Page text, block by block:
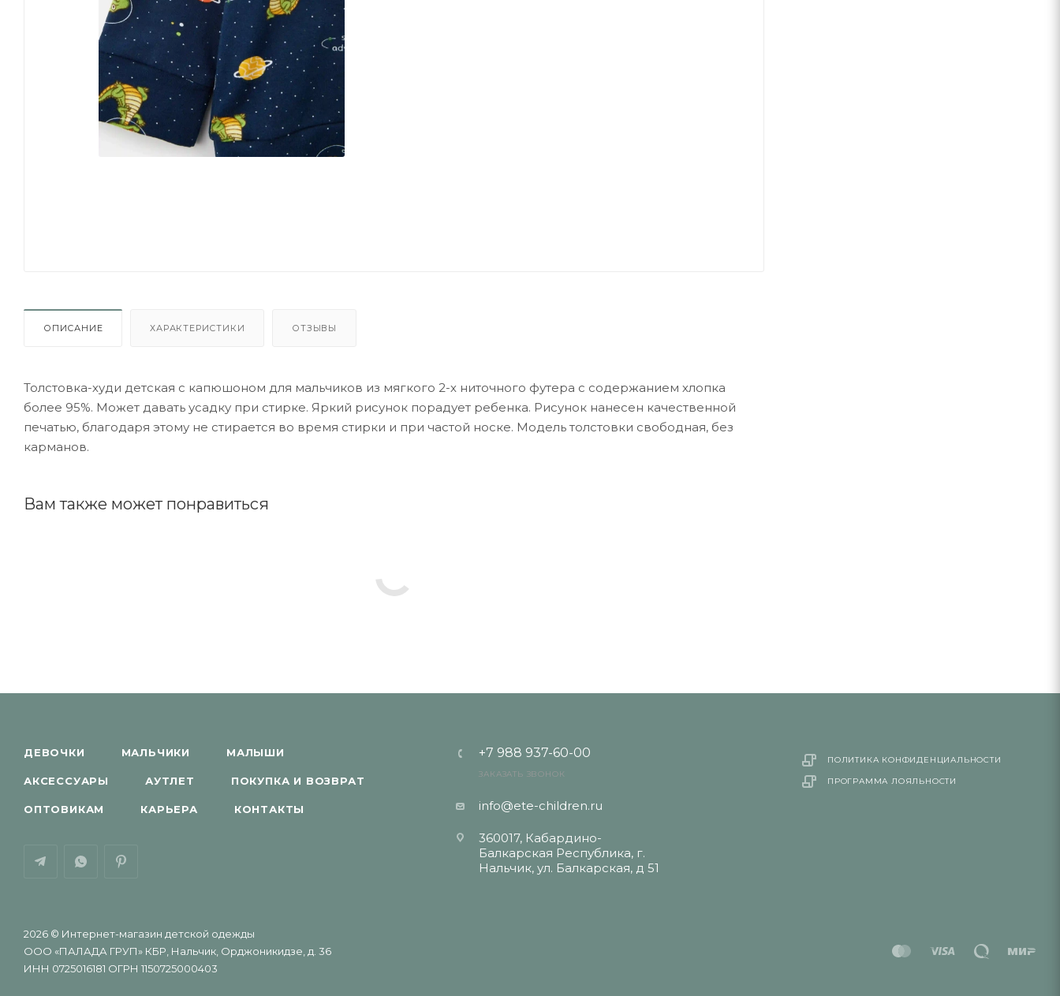
ОПИСАНИЕ ХАРАКТЕРИСТИКИ ОТЗЫВЫ
Толстовка-худи детская с капюшоном для мальчиков из мягкого 2-х ниточного футера с содержанием хлопка
более 95%. Может давать усадку при стирке. Яркий рисунок порадует ребенка. Рисунок нанесен качественной
печатью, благодаря этому не стирается во время стирки и при частой носке. Модель толстовки свободная, без
карманов.
Вам также может понравиться
ДЕВОЧКИ МАЛЬЧИКИ МАЛЫШИ
АКСЕССУАРЫ АУТЛЕТ ПОКУПКА И ВОЗВРАТ
ОПТОВИКАМ КАРЬЕРА КОНТАКТЫ
+7 988 937-60-00
ЗАКАЗАТЬ ЗВОНОК
info@ete-children.ru
360017, Кабардино-
Балкарская Республика, г.
Нальчик, ул. Балкарская, д 51
ПОЛИТИКА КОНФИДЕНЦИАЛЬНОСТИ
ПРОГРАММА ЛОЯЛЬНОСТИ
2026 © Интернет-магазин детской одежды
ООО «ПАЛАДА ГРУП» КБР, Нальчик, Орджоникидзе, д. 36
ИНН 0725016181 ОГРН 1150725000403